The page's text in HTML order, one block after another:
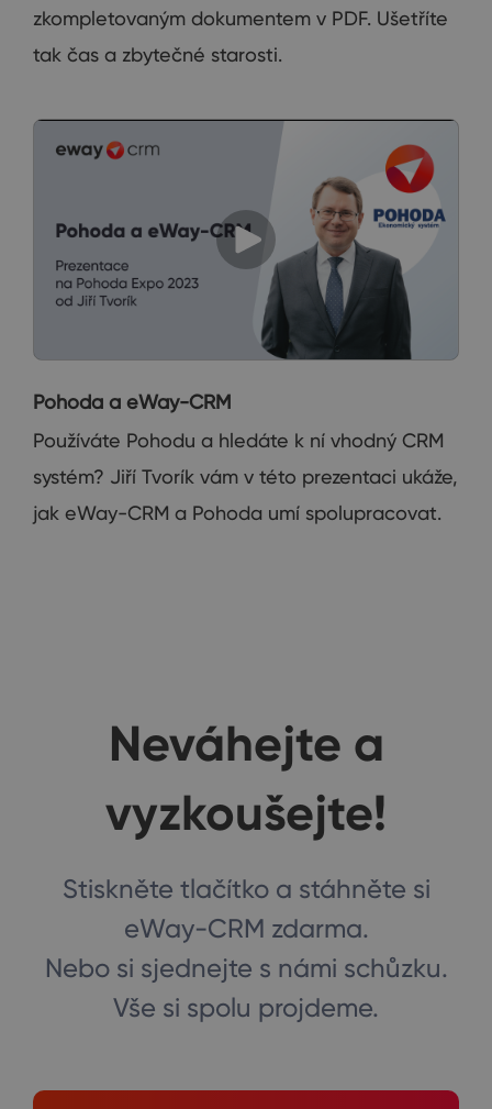
zkompletovaným dokumentem v PDF. Ušetříte
tak čas a zbytečné starosti.
Pohoda a eWay-CRM
Používáte Pohodu a hledáte k ní vhodný CRM
systém? Jiří Tvorík vám v této prezentaci ukáže,
jak eWay-CRM a Pohoda umí spolupracovat.
Neváhejte a
vyzkoušejte!
Stiskněte tlačítko a stáhněte si
eWay-CRM zdarma.
Nebo si sjednejte s námi schůzku.
Vše si spolu projdeme.